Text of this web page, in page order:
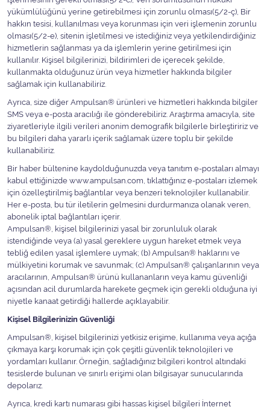
yükümlülüğünü yerine getirebilmesi için zorunlu olması(5/2-ç), Bir
hakkın tesisi, kullanılması veya korunması için veri işlemenin zorunlu
olması(5/2-e), sitenin işletilmesi ve istediğiniz veya yetkilendirdiğiniz
hizmetlerin sağlanması ya da işlemlerin yerine getirilmesi için
kullanılır. Kişisel bilgilerinizi, bildirimleri de içerecek şekilde,
kullanmakta olduğunuz ürün veya hizmetler hakkında bilgiler
sağlamak için kullanabiliriz.
Ayrıca, size diğer Ampulsan® ürünleri ve hizmetleri hakkında bilgiler
SMS veya e-posta aracılığı ile gönderebiliriz. Araştırma amacıyla, site
ziyaretleriyle ilgili verileri anonim demografik bilgilerle birleştiririz ve
bu bilgileri daha yararlı içerik sağlamak üzere toplu bir şekilde
kullanabiliriz.
Bir haber bültenine kaydolduğunuzda veya tanıtım e-postaları almayı
kabul ettiğinizde www.ampulsan.com, tıklattığınız e-postaları izlemek
için özelleştirilmiş bağlantılar veya benzeri teknolojiler kullanabilir.
Her e-posta, bu tür iletilerin gelmesini durdurmanıza olanak veren,
abonelik iptal bağlantıları içerir.
Ampulsan®, kişisel bilgilerinizi yasal bir zorunluluk olarak
istendiğinde veya (a) yasal gereklere uygun hareket etmek veya
tebliğ edilen yasal işlemlere uymak; (b) Ampulsan® haklarını ve
mülkiyetini korumak ve savunmak; (c) Ampulsan® çalışanlarının veya
aracılarının, Ampulsan® ürünü kullananların veya kamu güvenliği
açısından acil durumlarda harekete geçmek için gerekli olduğuna iyi
niyetle kanaat getirdiği hallerde açıklayabilir.
Kişisel Bilgilerinizin Güvenliği
Ampulsan®, kişisel bilgilerinizi yetkisiz erişime, kullanıma veya açığa
çıkmaya karşı korumak için çok çeşitli güvenlik teknolojileri ve
yordamları kullanır. Örneğin, sağladığınız bilgileri kontrol altındaki
tesislerde bulunan ve sınırlı erişimi olan bilgisayar sunucularında
depolarız.
Ayrıca, kredi kartı numarası gibi hassas kişisel bilgileri İnternet